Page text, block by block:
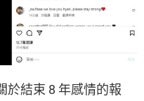
於結束 8 年感情的報